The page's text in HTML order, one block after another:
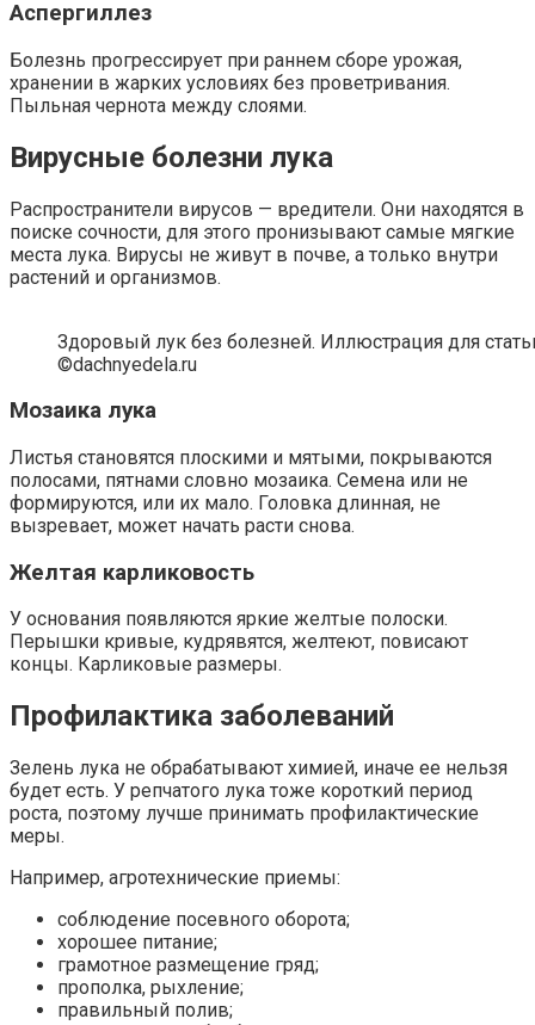
Аспергиллез
Болезнь прогрессирует при раннем сборе урожая,
хранении в жарких условиях без проветривания.
Пыльная чернота между слоями.
Вирусные болезни лука
Распространители вирусов — вредители. Они находятся в
поиске сочности, для этого пронизывают самые мягкие
места лука. Вирусы не живут в почве, а только внутри
растений и организмов.
Здоровый лук без болезней. Иллюстрация для
©dachnyedela.ru
Мозаика лука
Листья становятся плоскими и мятыми, покрываются
полосами, пятнами словно мозаика. Семена или не
формируются, или их мало. Головка длинная, не
вызревает, может начать расти снова.
Желтая карликовость
У основания появляются яркие желтые полоски.
Перышки кривые, кудрявятся, желтеют, повисают
концы. Карликовые размеры.
Профилактика заболеваний
Зелень лука не обрабатывают химией, иначе ее нельзя
будет есть. У репчатого лука тоже короткий период
роста, поэтому лучше принимать профилактические
меры.
Например, агротехнические приемы:
соблюдение посевного оборота;
хорошее питание;
грамотное размещение гряд;
прополка, рыхление;
правильный полив;